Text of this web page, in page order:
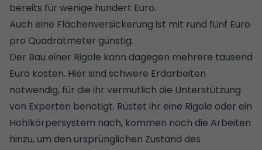
bereits für wenige hundert Euro.
Auch eine Flächenversickerung ist mit rund fünf Euro
pro Quadratmeter günstig.
Der Bau einer Rigole kann dagegen mehrere tausend
Euro kosten. Hier sind schwere Erdarbeiten
notwendig, für die ihr vermutlich die Unterstützung
von Experten benötigt. Rüstet ihr eine Rigole oder ein
Hohlkörpersystem nach, kommen noch die Arbeiten
hinzu, um den ursprünglichen Zustand des